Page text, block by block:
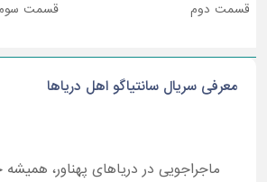
قسمت دوم قسمت
معرفی سریال سانتیاگو اهل دریاها
ماجراجویی در دریاهای پهناور،